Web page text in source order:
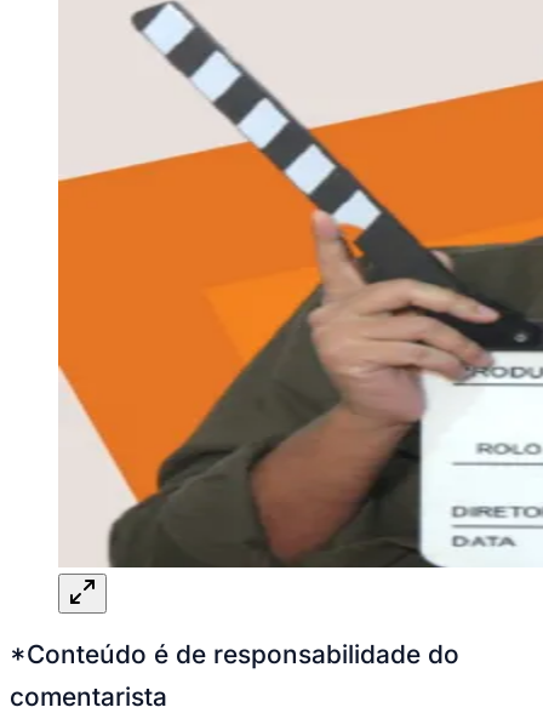
*Conteúdo é de responsabilidade do
comentarista